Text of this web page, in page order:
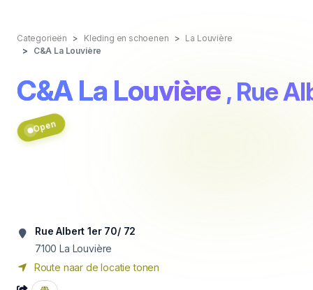
Categorieën Kleding en schoenen
La Louvière
C&A La Louvière
C&A La Louvière , Rue
Open
Rue Albert 1er 70/ 72
7100 La Louvière
Route naar de locatie tonen